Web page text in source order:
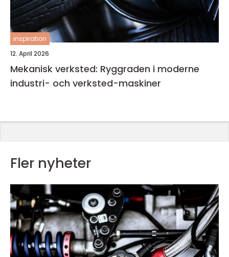
inspiration
12. April 2026
Mekanisk verksted: Ryggraden i moderne
industri- och verksted-maskiner
Fler nyheter